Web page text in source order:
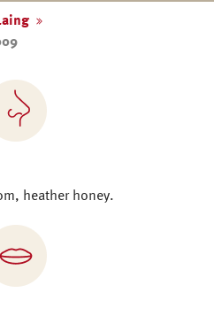
heather honey.